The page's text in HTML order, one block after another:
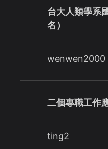
台大人類學系
名）
wenwen2000
二個專職工作
ting2